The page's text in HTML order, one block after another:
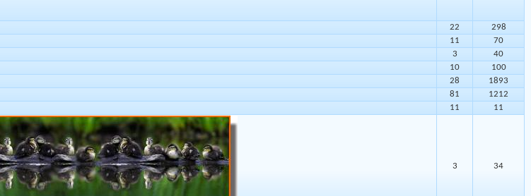
22
298
11
70
3
40
10
100
28
1893
81
1212
11 11
3 34